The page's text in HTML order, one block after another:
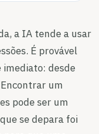
a IA tende a usar
É provável
imediato: desde
um
pode ser um
se depara foi